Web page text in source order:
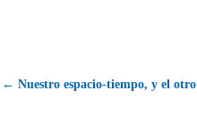
← Nuestro espacio-tiempo, y el otro